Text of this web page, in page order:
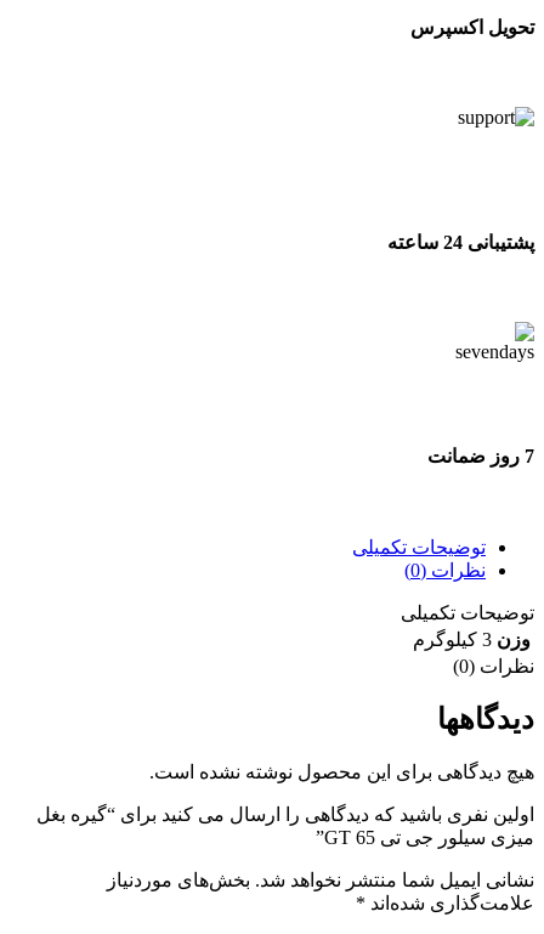
تحویل اکسپرس
پشتیبانی 24 ساعته
7 روز ضمانت
توضیحات تکمیلی
نظرات (0)
توضیحات تکمیلی
وزن 3 کیلوگرم
نظرات (0)
دیدگاهها
هیچ دیدگاهی برای این محصول نوشته نشده است.
اولین نفری باشید که دیدگاهی را ارسال می کنید برای “گیره بغل
میزی سیلور جی تی 65 GT”
نشانی ایمیل شما منتشر نخواهد شد. بخش‌های موردنیاز
علامت‌گذاری شده‌اند *